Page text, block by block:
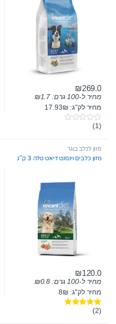
₪269.0
מחיר ל-100 גרם: ₪1.7
מחיר לק"ג: 17.93₪
0
t
o
f
(1)
מזון לכלב בוגר
מזון כלבים וינסנט דיאט טלה 3 ק”ג
₪120.0
מחיר ל-100 גרם: ₪0.8
מחיר לק"ג: 8₪
דורג(2)